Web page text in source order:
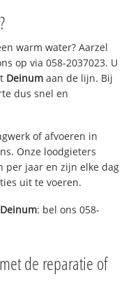
?
warm water? Aarzel
op via 058-2037023. U
Deinum aan de lijn. Bij
dus snel en
of afvoeren in
Onze loodgieters
per jaar en zijn elke dag
uit te voeren.
Deinum: bel ons 058-
de reparatie of